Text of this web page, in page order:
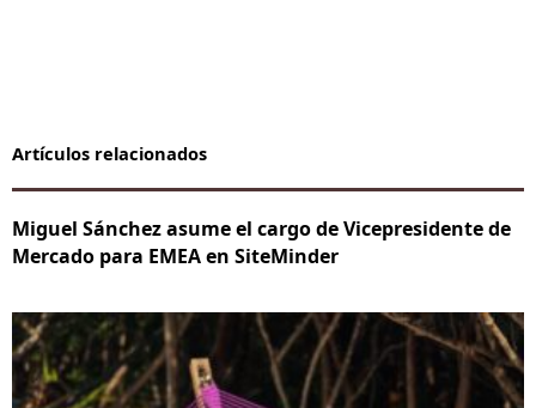
Artículos relacionados
Miguel Sánchez asume el cargo de Vicepresidente de
Mercado para EMEA en SiteMinder